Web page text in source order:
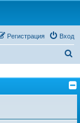
Вход
Регистрация
и
с